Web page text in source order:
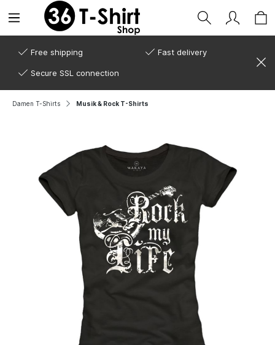
Free shipping Fast delivery
Secure SSL connection
Damen T-Shirts Musik & Rock T-Shirts